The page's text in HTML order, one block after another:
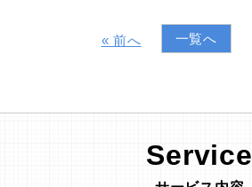
« 前へ 一覧へ
Service